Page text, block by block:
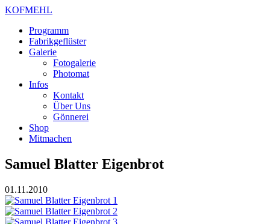
KOFMEHL
Programm
Fabrikgeflüster
Galerie
Fotogalerie
Photomat
Infos
Kontakt
Über Uns
Gönnerei
Shop
Mitmachen
Samuel Blatter Eigenbrot
01.11.2010